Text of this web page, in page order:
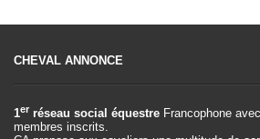
CHEVAL ANNONCE
1er réseau social équestre Francophone
membres inscrits.